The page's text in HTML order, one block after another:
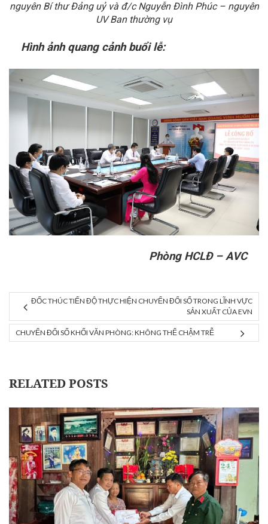
nguyên Bí thư Đảng uỷ và đ/c Nguyễn Đình Phúc – nguyên
UV Ban thường vụ
Hình ảnh quang cảnh buổi lễ:
Phòng HCLĐ – AVC
ĐỐC THÚC TIẾN ĐỘ THỰC HIỆN CHUYỂN ĐỔI SỐ TRONG LĨNH VỰC
SẢN XUẤT CỦA EVN
CHUYỂN ĐỔI SỐ KHỐI VĂN PHÒNG: KHÔNG THỂ CHẬM TRỄ
RELATED POSTS